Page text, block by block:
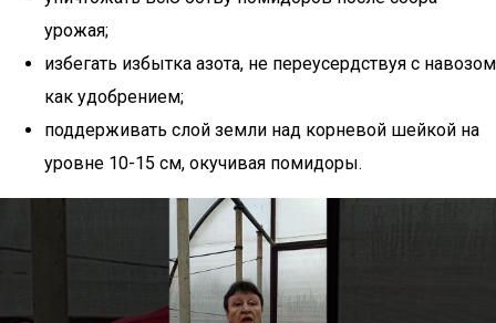
урожая;
избегать избытка азота, не переусердствуя с навозом
как удобрением;
поддерживать слой земли над корневой шейкой на
уровне 10-15 см, окучивая помидоры.